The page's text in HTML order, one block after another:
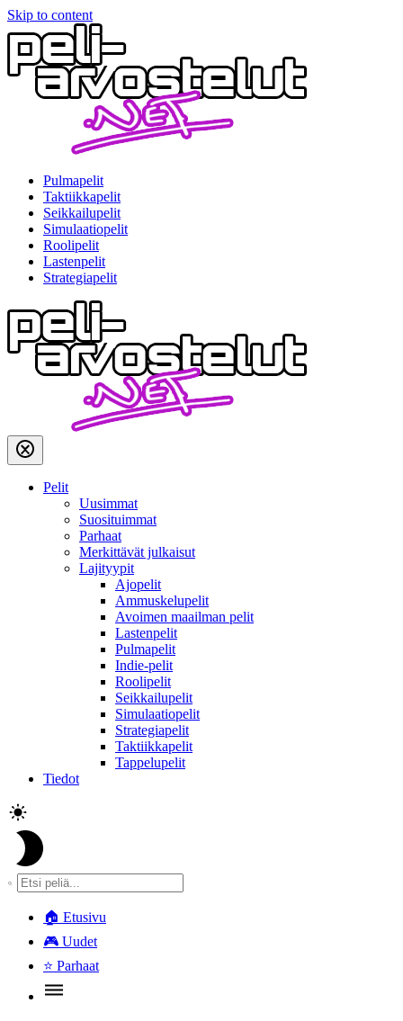
Skip to content
Pulmapelit
Taktiikkapelit
Seikkailupelit
Simulaatiopelit
Roolipelit
Lastenpelit
Strategiapelit
Pelit
Uusimmat
Suosituimmat
Parhaat
Merkittävät julkaisut
Lajityypit
Ajopelit
Ammuskelupelit
Avoimen maailman pelit
Lastenpelit
Pulmapelit
Indie-pelit
Roolipelit
Seikkailupelit
Simulaatiopelit
Strategiapelit
Taktiikkapelit
Tappelupelit
Tiedot
🏠 Etusivu
🎮 Uudet
⭐ Parhaat